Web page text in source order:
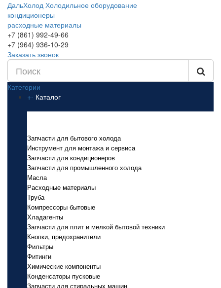
ДальХолод Холодильное оборудование
кондиционеры
расходные материалы
+7 (861) 992-49-66
+7 (964) 936-10-29
Заказать звонок
Категории
+- Каталог
Запчасти для бытового холода
Инструмент для монтажа и сервиса
Запчасти для кондиционеров
Запчасти для промышленного холода
Масла
Расходные материалы
Труба
Компрессоры бытовые
Хладагенты
Запчасти для плит и мелкой бытовой техники
Кнопки, предохранители
Фильтры
Фитинги
Химические компоненты
Конденсаторы пусковые
Запчасти для стиральных машин